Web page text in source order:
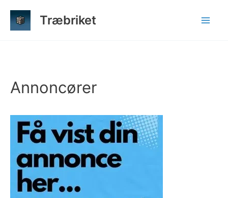
Træbriket
Annoncører